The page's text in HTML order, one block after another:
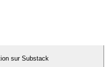
sur Substack